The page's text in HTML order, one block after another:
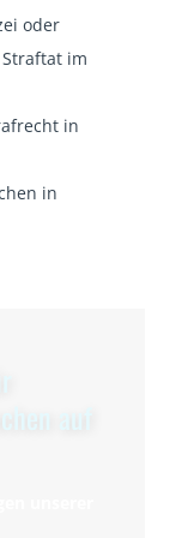
oder
im
in
in